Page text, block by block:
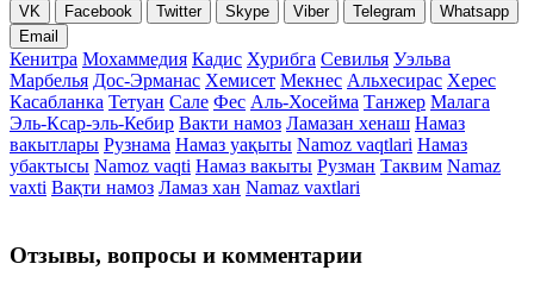
VK Facebook Twitter Skype Viber Telegram
Whatsapp
Email
Кенитра Мохаммедия Кадис Хурибга Севилья Уэльва
Марбелья Дос-Эрманас Хемисет Мекнес Альхесирас Херес
Касабланка Тетуан Сале Фес Аль-Хосейма Танжер Малага
Эль-Ксар-эль-Кебир Вакти намоз Ламазан хенаш Намаз
вакытлары Рузнама Намаз уақыты Namoz vaqtlari Намаз
убактысы Namoz vaqti Намаз вакыты Рузман Таквим Namaz
vaxti Вақти намоз Ламаз хан Namaz vaxtlari
Отзывы, вопросы и комментарии